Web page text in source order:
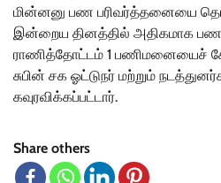
மின்னனு பண பரிவர்த்தனையை
இன்றைய தினத்தில் அதிகமாக
ராணித்தோட்டம் 1 பணிமனையைச்
சுபின் சக ஓட்டுநர் மற்றும்
கவுரவிக்கப்பட்டார்.
Share others